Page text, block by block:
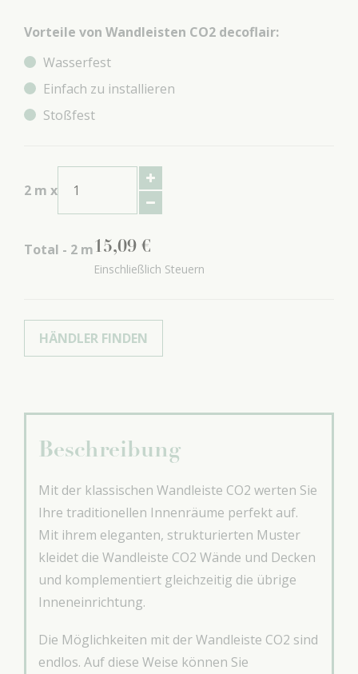
Vorteile von Wandleisten CO2 decoflair:
Wasserfest
Einfach zu installieren
Stoßfest
2 m x
Total - 2 m15,09 €
Einschließlich Steuern
HÄNDLER FINDEN
Beschreibung
Mit der klassischen Wandleiste CO2 werten Sie
Ihre traditionellen Innenräume perfekt auf.
Mit ihrem eleganten, strukturierten Muster
kleidet die Wandleiste CO2 Wände und Decken
und komplementiert gleichzeitig die übrige
Inneneinrichtung.
Die Möglichkeiten mit der Wandleiste CO2 sind
endlos. Auf diese Weise können Sie